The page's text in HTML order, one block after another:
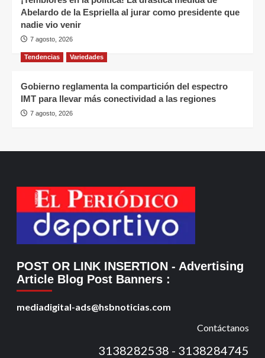
Abelardo de la Espriella al jurar como presidente que
nadie vio venir
7 agosto, 2026
Tendencias Variedades
Gobierno reglamenta la compartición del espectro
IMT para llevar más conectividad a las regiones
7 agosto, 2026
POST OR LINK INSERTION - Advertising
Article Blog Post Banners :
mediadigital-ads@hsbnoticias.com
Contáctanos
3138282538 - 3138284745